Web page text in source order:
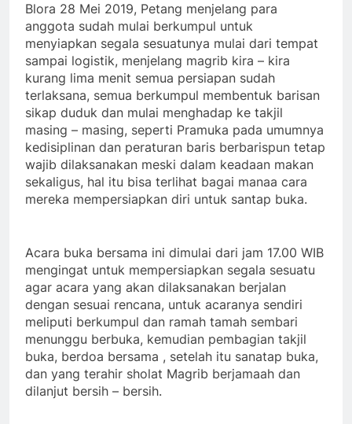
Blora 28 Mei 2019, Petang menjelang para
anggota sudah mulai berkumpul untuk
menyiapkan segala sesuatunya mulai dari tempat
sampai logistik, menjelang magrib kira – kira
kurang lima menit semua persiapan sudah
terlaksana, semua berkumpul membentuk barisan
sikap duduk dan mulai menghadap ke takjil
masing – masing, seperti Pramuka pada umumnya
kedisiplinan dan peraturan baris berbarispun tetap
wajib dilaksanakan meski dalam keadaan makan
sekaligus, hal itu bisa terlihat bagai manaa cara
mereka mempersiapkan diri untuk santap buka.
Acara buka bersama ini dimulai dari jam 17.00 WIB
mengingat untuk mempersiapkan segala sesuatu
agar acara yang akan dilaksanakan berjalan
dengan sesuai rencana, untuk acaranya sendiri
meliputi berkumpul dan ramah tamah sembari
menunggu berbuka, kemudian pembagian takjil
buka, berdoa bersama , setelah itu sanatap buka,
dan yang terahir sholat Magrib berjamaah dan
dilanjut bersih – bersih.